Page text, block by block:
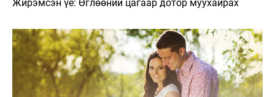
Жирэмсэн үе: Өглөөний цагаар дотор муухайрах